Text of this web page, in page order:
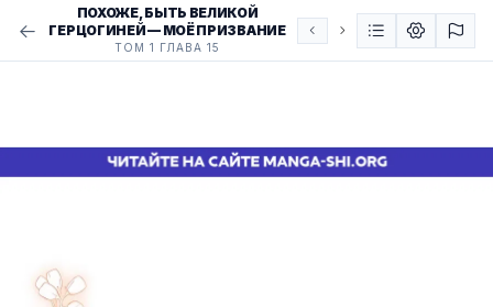
ПОХОЖЕ, БЫТЬ ВЕЛИКОЙ
ГЕРЦОГИНЕЙ — МОЁ ПРИЗВАНИЕ
ТОМ 1 ГЛАВА 15